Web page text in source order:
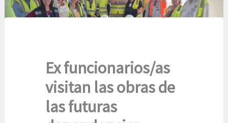
Ex funcionarios/as
visitan las obras de
las futuras